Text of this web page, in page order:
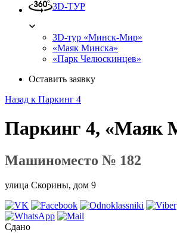
3D-ТУР
3D-тур «Минск-Мир»
«Маяк Минска»
«Парк Челюскинцев»
Оставить заявку
Назад к Паркинг 4
Паркинг 4, «Маяк
Машиноместо № 182
улица Скорины, дом 9
Сдано